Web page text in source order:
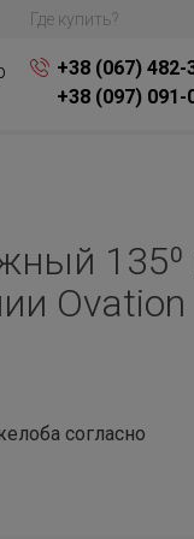
Где купить?
+38 (067) 482-
+38 (097) 091-
135⁰
согласно